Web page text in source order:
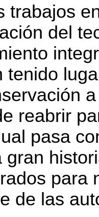
trabajos
del
tenido
reabrir
pasa
gran
para
de las